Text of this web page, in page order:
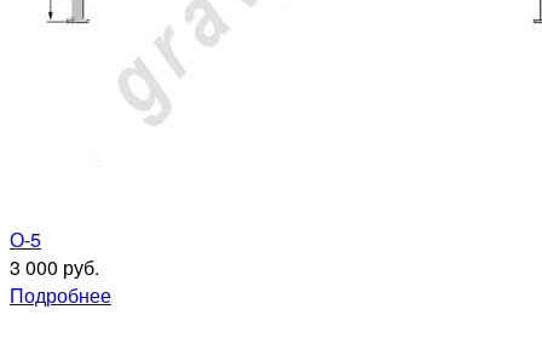
О-5
3 000 руб.
Подробнее